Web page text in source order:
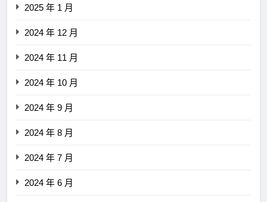
2025 年 1 月
2024 年 12 月
2024 年 11 月
2024 年 10 月
2024 年 9 月
2024 年 8 月
2024 年 7 月
2024 年 6 月